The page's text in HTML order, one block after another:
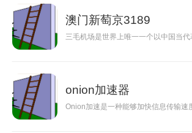
澳门新萄京3189
三毛机场是世界上唯一一个以中国当
onion加速器
Onion加速是一种能够加快信息传输